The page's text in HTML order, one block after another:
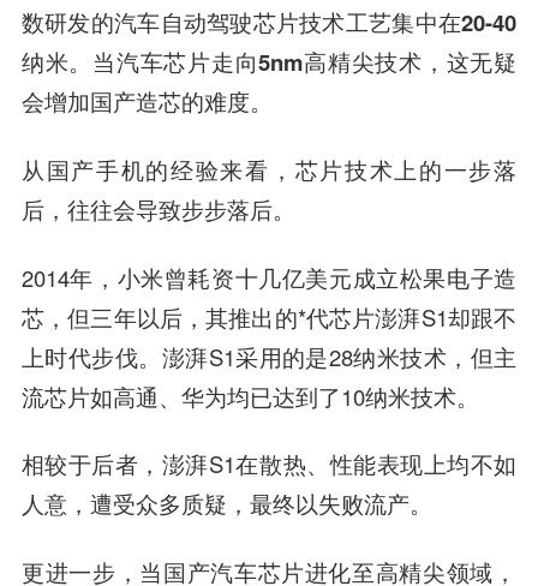
数研发的汽车自动驾驶芯片技术工艺集中在20-40
纳米。当汽车芯片走向5nm高精尖技术，这无疑
会增加国产造芯的难度。
从国产手机的经验来看，芯片技术上的一步落
后，往往会导致步步落后。
2014年，小米曾耗资十几亿美元成立松果电子造
芯，但三年以后，其推出的*代芯片澎湃S1却跟不
上时代步伐。澎湃S1采用的是28纳米技术，但主
流芯片如高通、华为均已达到了10纳米技术。
相较于后者，澎湃S1在散热、性能表现上均不如
人意，遭受众多质疑，最终以失败流产。
更进一步，当国产汽车芯片进化至高精尖领域，